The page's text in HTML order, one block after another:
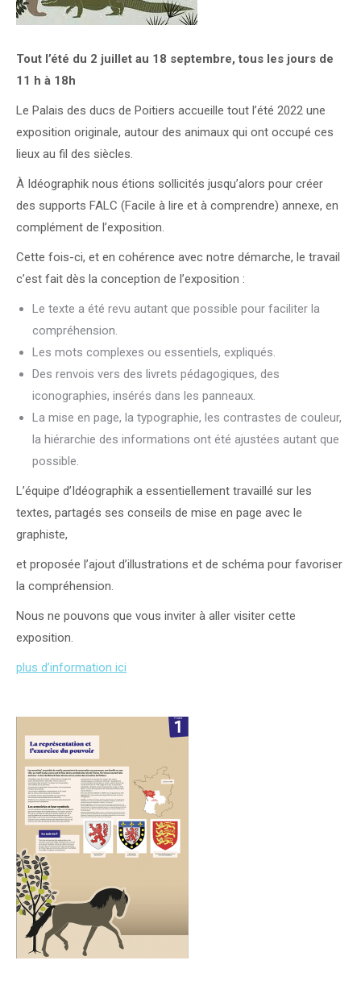
Tout l’été du 2 juillet au 18 septembre, tous les jours de
11 h à 18h
Le Palais des ducs de Poitiers accueille tout l’été 2022 une
exposition originale, autour des animaux qui ont occupé ces
lieux au fil des siècles.
À Idéographik nous étions sollicités jusqu’alors pour créer
des supports FALC (Facile à lire et à comprendre) annexe, en
complément de l’exposition.
Cette fois-ci, et en cohérence avec notre démarche, le travail
c’est fait dès la conception de l’exposition :
Le texte a été revu autant que possible pour faciliter la
compréhension.
Les mots complexes ou essentiels, expliqués.
Des renvois vers des livrets pédagogiques, des
iconographies, insérés dans les panneaux.
La mise en page, la typographie, les contrastes de couleur,
la hiérarchie des informations ont été ajustées autant que
possible.
L’équipe d’Idéographik a essentiellement travaillé sur les
textes, partagés ses conseils de mise en page avec le
graphiste,
et proposée l’ajout d’illustrations et de schéma pour favoriser
la compréhension.
Nous ne pouvons que vous inviter à aller visiter cette
exposition.
plus d’information ici